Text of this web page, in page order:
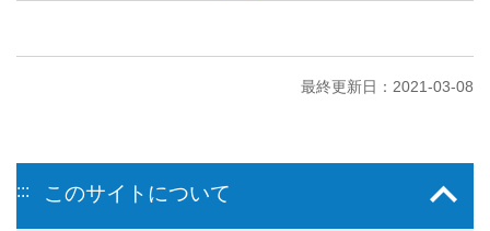
最終更新日：2021-03-08
::: このサイトについて